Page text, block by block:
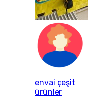
envai çeşit
ürünler